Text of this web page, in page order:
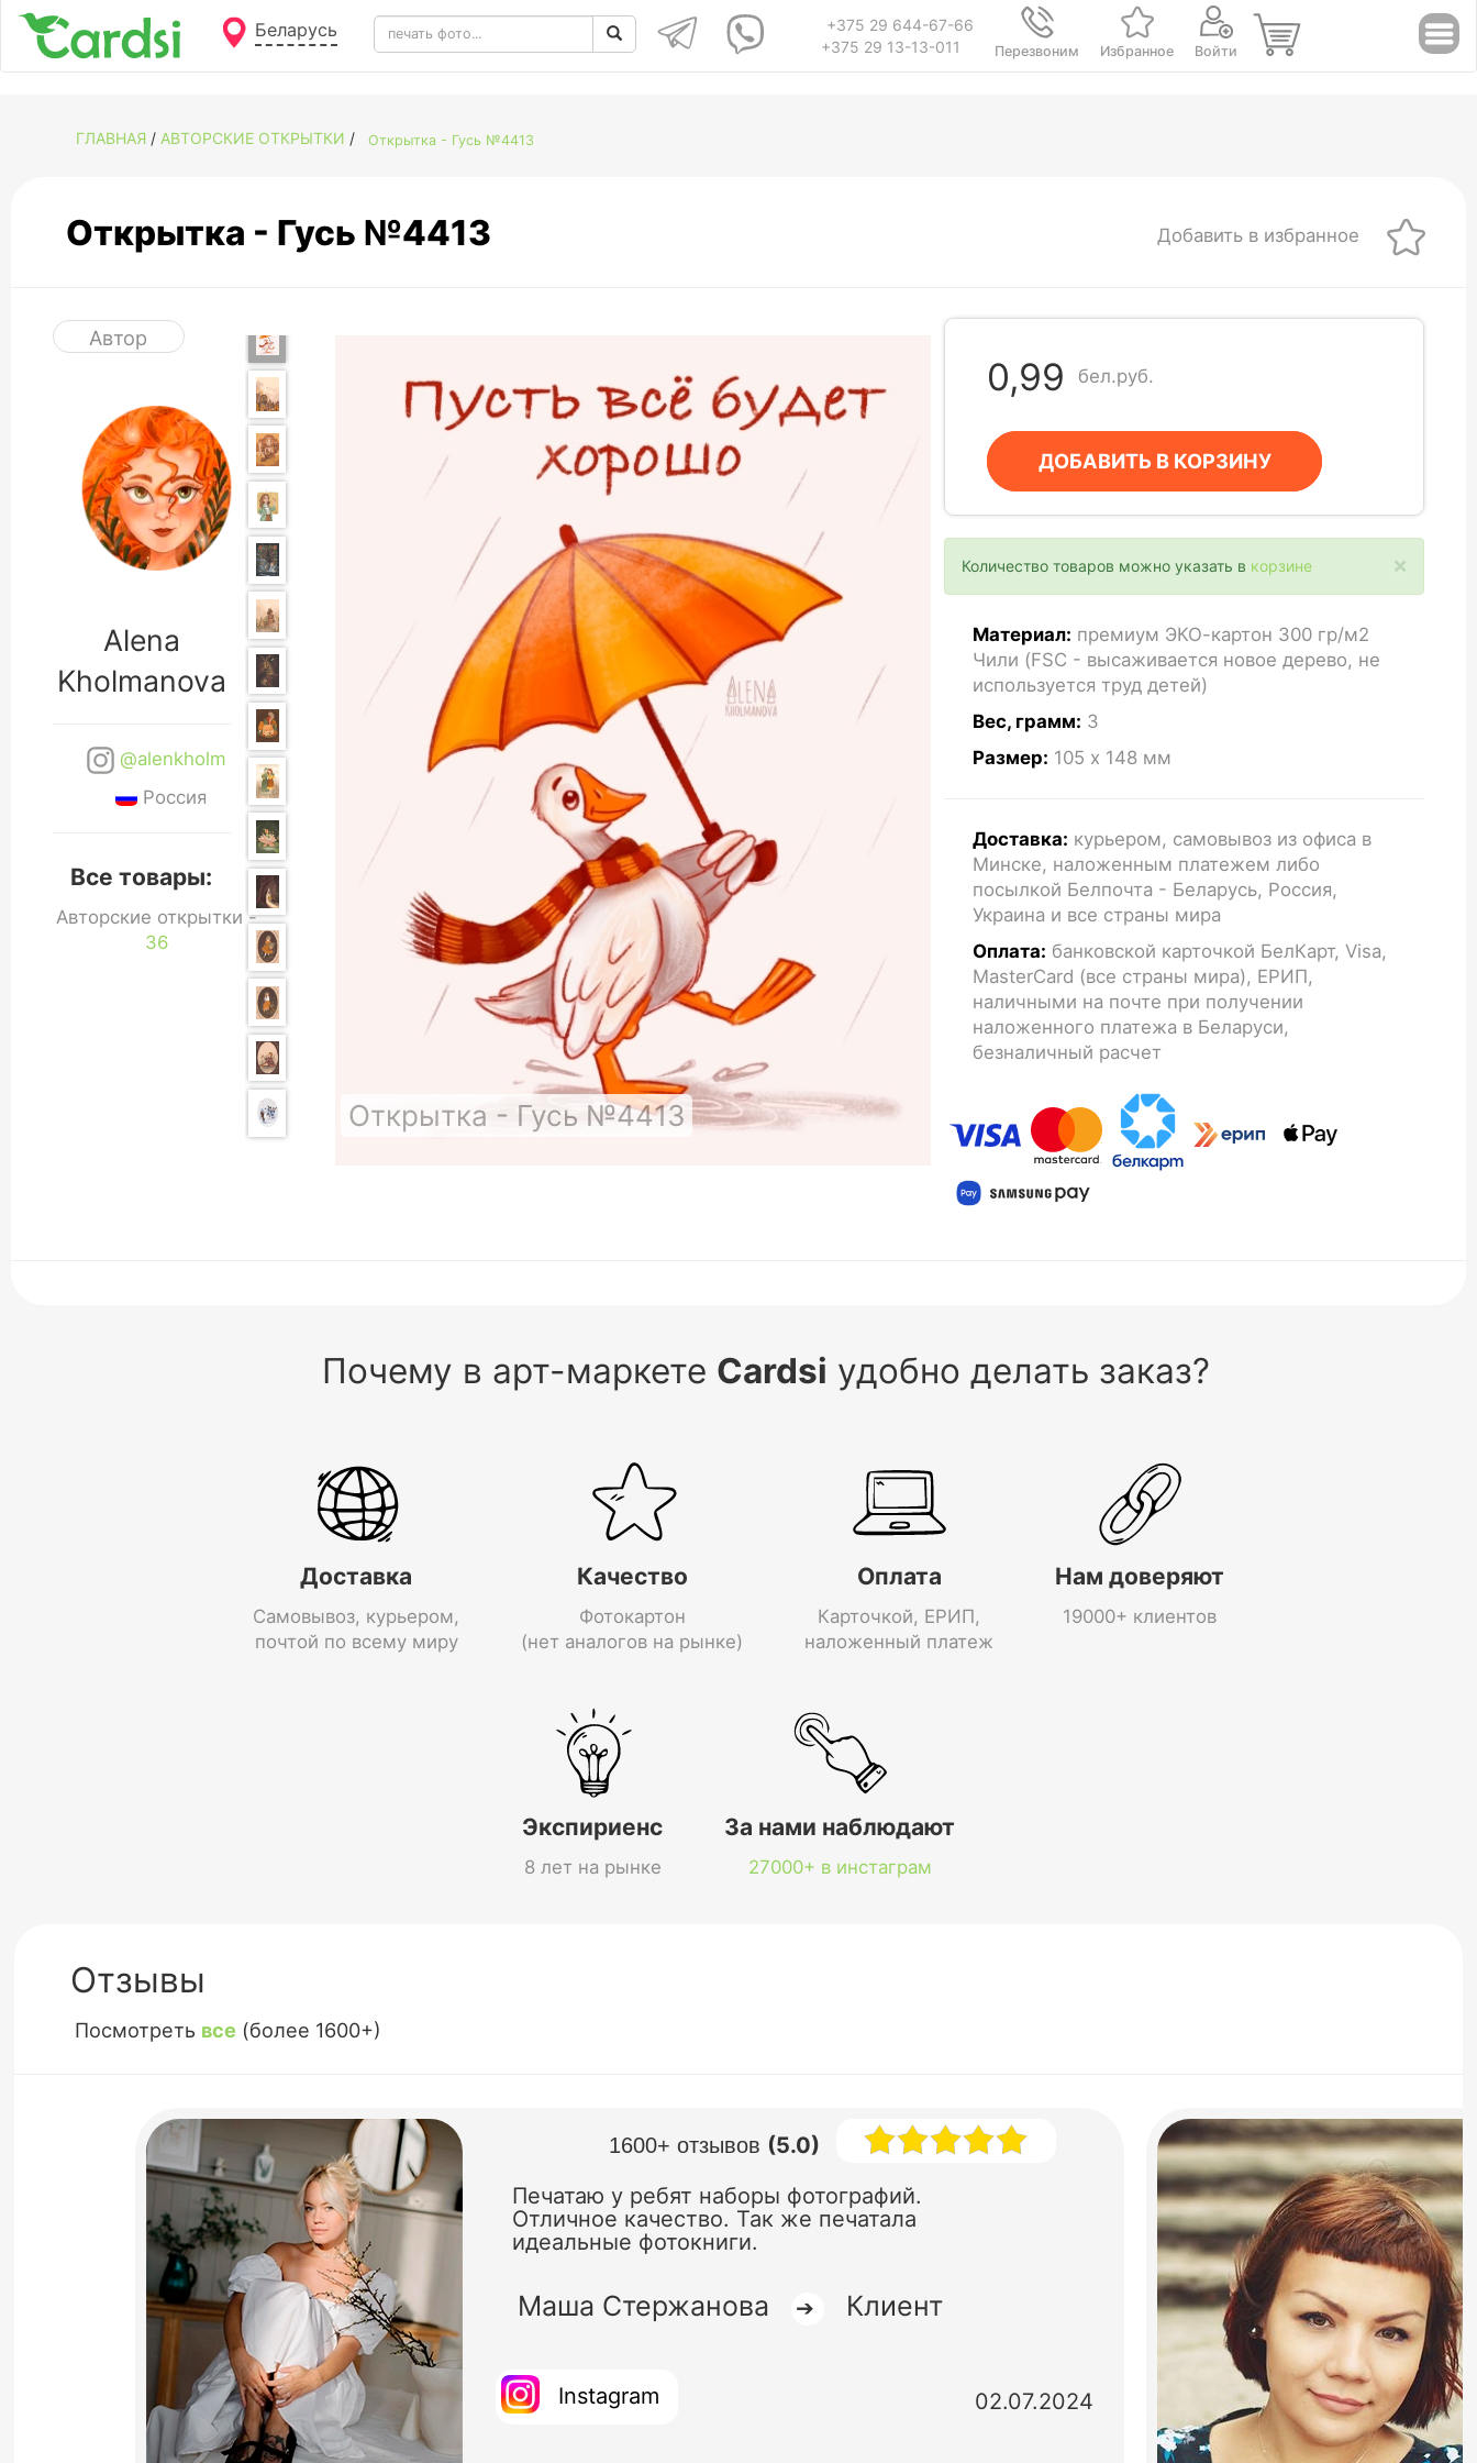
Беларусь
+375 29 644-67-66
+375 29 13-13-011
Перезвоним Избранное Войти
ГЛАВНАЯ / АВТОРСКИЕ ОТКРЫТКИ / Открытка - Гусь №4413
Открытка - Гусь №4413 Добавить в избранное
Автор
Alena
Kholmanova
@alenkholm
Россия
Все товары:
Авторские открытки -
36
Открытка - Гусь №4413
0,99 бел.руб.
ДОБАВИТЬ В КОРЗИНУ
×
Количество товаров можно указать в корзине
Материал: премиум ЭКО-картон 300 гр/м2
Чили (FSC - высаживается новое дерево, не
используется труд детей)
Вес, грамм: 3
Размер: 105 x 148 мм
Доставка: курьером, самовывоз из офиса в
Минске, наложенным платежем либо
посылкой Белпочта - Беларусь, Россия,
Украина и все страны мира
Оплата: банковской карточкой БелКарт, Visa,
MasterCard (все страны мира), ЕРИП,
наличными на почте при получении
наложенного платежа в Беларуси,
безналичный расчет
Почему в арт-маркете Cardsi удобно делать заказ?
Доставка
Самовывоз, курьером,
почтой по всему миру
Качество
Фотокартон
(нет аналогов на рынке)
Оплата
Карточкой, ЕРИП,
наложенный платеж
Нам доверяют
19000+ клиентов
Экспириенс
8 лет на рынке
За нами наблюдают
27000+ в инстаграм
Отзывы
Посмотреть все (более 1600+)
1600+ отзывов (5.0)
Печатаю у ребят наборы фотографий.
Отличное качество. Так же печатала
идеальные фотокниги.
Маша Стержанова ➔ Клиент
Instagram 02.07.2024